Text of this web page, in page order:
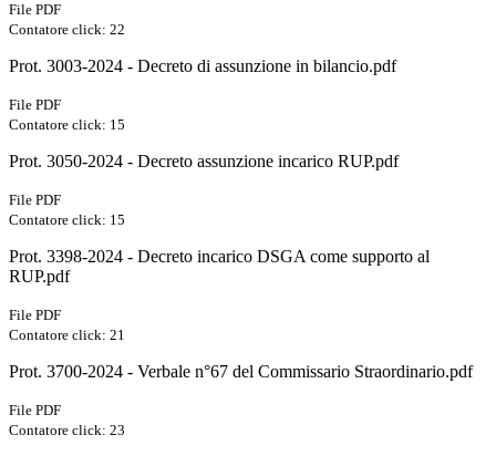
File PDF
Contatore click: 22
Prot. 3003-2024 - Decreto di assunzione in bilancio.pdf
File PDF
Contatore click: 15
Prot. 3050-2024 - Decreto assunzione incarico RUP.pdf
File PDF
Contatore click: 15
Prot. 3398-2024 - Decreto incarico DSGA come supporto al
RUP.pdf
File PDF
Contatore click: 21
Prot. 3700-2024 - Verbale n°67 del Commissario Straordinario.pdf
File PDF
Contatore click: 23